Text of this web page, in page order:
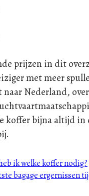
prijzen in dit
met meer
naar Nederland,
koffer bijna altijd in
ik welke koffer nodig?
bagage ergernissen